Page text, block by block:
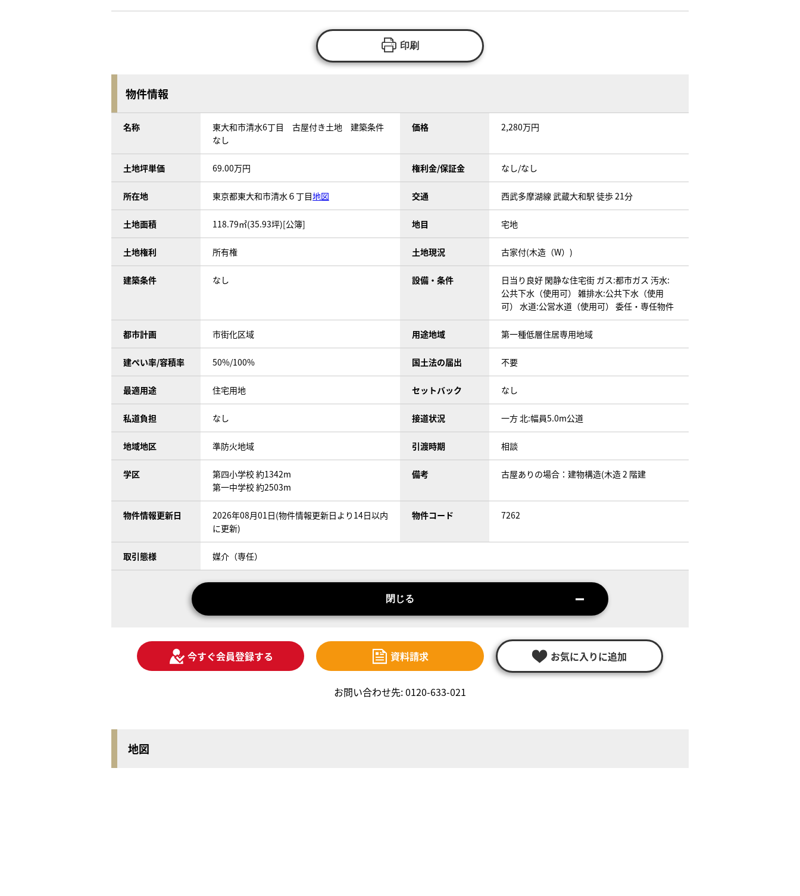
印刷
物件情報
名称
東大和市清水6丁目 古屋付き土地 建築条件
なし
価格 2,280万円
土地坪単価 69.00万円 権利金/保証金 なし/なし
所在地 東京都東大和市清水６丁目地図 交通 西武多摩湖線 武蔵大和駅 徒歩 21分
土地面積 118.79㎡(35.93坪)[公簿] 地目 宅地
土地権利 所有権 土地現況 古家付(木造（W）)
建築条件 なし 設備・条件 日当り良好 閑静な住宅街 ガス:都市ガス 汚水:
公共下水（使用可） 雑排水:公共下水（使用
可） 水道:公営水道（使用可） 委任・専任物件
都市計画 市街化区域 用途地域 第一種低層住居専用地域
建ぺい率/容積率 50%/100% 国土法の届出 不要
最適用途 住宅用地 セットバック なし
私道負担 なし 接道状況 一方 北:幅員5.0m公道
地域地区 準防火地域 引渡時期 相談
学区
第四小学校 約1342m
第一中学校 約2503m
備考 古屋ありの場合：建物構造(木造 2 階建
物件情報更新日
2026年08月01日(物件情報更新日より14日以内
に更新)
物件コード 7262
取引態様 媒介（専任）
閉じる
今すぐ会員登録する 資料請求 お気に入りに追加
お問い合わせ先: 0120-633-021
地図